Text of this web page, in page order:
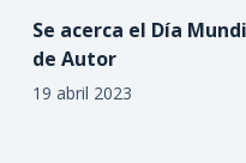
Se acerca el Día
de Autor
19 abril 2023